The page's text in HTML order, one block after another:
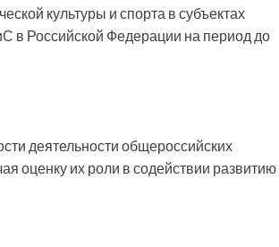
культуры и спорта в субъектах
в Российской Федерации на период до
деятельности общероссийских
оценку их роли в содействии развитию